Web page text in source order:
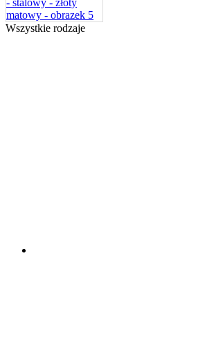
Wszystkie rodzaje